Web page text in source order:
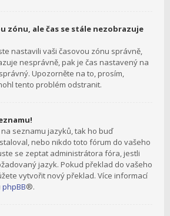
zónu, ale čas se stále nezobrazuje
nastavili vaši časovou zónu správně,
nesprávně, pak je čas nastavený na
Upozorněte na to, prosím,
tento problém odstranit.
seznamu jazyků, tak ho buď
nebo nikdo toto fórum do vašeho
se zeptat administrátora fóra, jestli
jazyk. Pokud překlad do vašeho
vytvořit nový překlad. Více informací
phpBB®.